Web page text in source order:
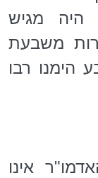
היה מגיש
משבעת
הימנו רבו
אינו